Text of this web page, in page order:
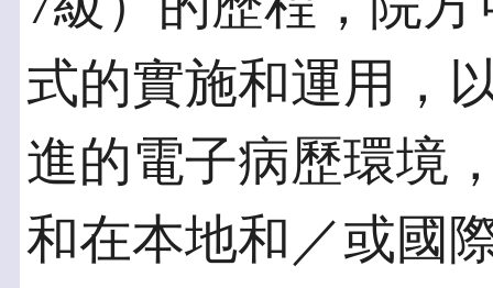
式的實施和運用，
進的電子病歷環境
和在本地和／或國